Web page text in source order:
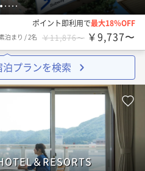
1 2 3 45
ポイント即利用で最大18％OFF
泊まり /2名 ￥11,876〜 ￥9,737〜
プランを検索
＆RESORTS